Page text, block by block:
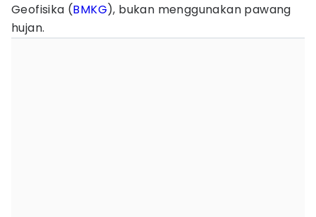
Geofisika (BMKG), bukan menggunakan pawang
hujan.